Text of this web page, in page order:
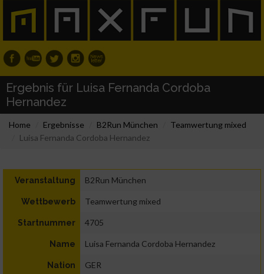
Ergebnis für Luisa Fernanda Cordoba
Hernandez
Home Ergebnisse B2Run München
Teamwertung mixed
Luisa Fernanda Cordoba Hernandez
Veranstaltung B2Run München
Wettbewerb Teamwertung mixed
Startnummer 4705
Name Luisa Fernanda Cordoba Hernandez
Nation GER